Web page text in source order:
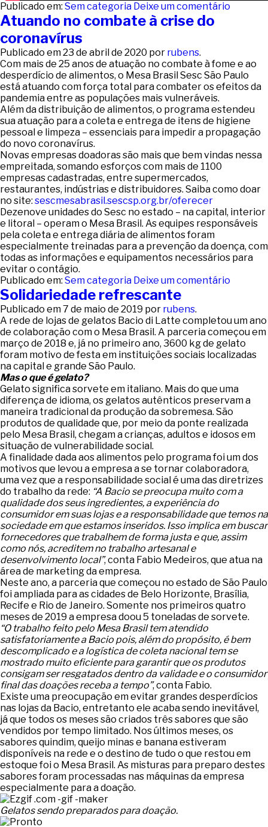
Publicado em: Sem categoria Deixe um comentário
Atuando no combate à crise do
coronavírus
Publicado em23 de abril de 2020 por rubens.
Com mais de 25 anos de atuação no combate à fome e ao
desperdício de alimentos, o Mesa Brasil Sesc São Paulo
está atuando com força total para combater os efeitos da
pandemia entre as populações mais vulneráveis.
Além da distribuição de alimentos, o programa estendeu
sua atuação para a coleta e entrega de itens de higiene
pessoal e limpeza – essenciais para impedir a propagação
do novo coronavírus.
Novas empresas doadoras são mais que bem vindas nessa
empreitada, somando esforços com mais de 1100
empresas cadastradas, entre supermercados,
restaurantes, indústrias e distribuidores. Saiba como doar
no site: sescmesabrasil.sescsp.org.br/oferecer
Dezenove unidades do Sesc no estado – na capital, interior
e litoral – operam o Mesa Brasil. As equipes responsáveis
pela coleta e entrega diária de alimentos foram
especialmente treinadas para a prevenção da doença, com
todas as informações e equipamentos necessários para
evitar o contágio.
Publicado em: Sem categoria Deixe um comentário
Solidariedade refrescante
Publicado em7 de maio de 2019 por rubens.
A rede de lojas de gelatos Bacio di Latte completou um ano
de colaboração com o Mesa Brasil. A parceria começou em
março de 2018 e, já no primeiro ano, 3600 kg de gelato
foram motivo de festa em instituições sociais localizadas
na capital e grande São Paulo.
Mas o que é gelato?
Gelato significa sorvete em italiano. Mais do que uma
diferença de idioma, os gelatos autênticos preservam a
maneira tradicional da produção da sobremesa. São
produtos de qualidade que, por meio da ponte realizada
pelo Mesa Brasil, chegam a crianças, adultos e idosos em
situação de vulnerabilidade social.
A finalidade dada aos alimentos pelo programa foi um dos
motivos que levou a empresa a se tornar colaboradora,
uma vez que a responsabilidade social é uma das diretrizes
do trabalho da rede: “A Bacio se preocupa muito com a
qualidade dos seus ingredientes, a experiência do
consumidor em suas lojas e a responsabilidade que temos na
sociedade em que estamos inseridos. Isso implica em buscar
fornecedores que trabalhem de forma justa e que, assim
como nós, acreditem no trabalho artesanal e
desenvolvimento local”, conta Fabio Medeiros, que atua na
área de marketing da empresa.
Neste ano, a parceria que começou no estado de São Paulo
foi ampliada para as cidades de Belo Horizonte, Brasília,
Recife e Rio de Janeiro. Somente nos primeiros quatro
meses de 2019 a empresa doou 5 toneladas de sorvete.
“O trabalho feito pelo Mesa Brasil tem atendido
satisfatoriamente a Bacio pois, além do propósito, é bem
descomplicado e a logística de coleta nacional tem se
mostrado muito eficiente para garantir que os produtos
consigam ser resgatados dentro da validade e o consumidor
final das doações receba a tempo”, conta Fabio.
Existe uma preocupação em evitar grandes desperdícios
nas lojas da Bacio, entretanto ele acaba sendo inevitável,
já que todos os meses são criados três sabores que são
vendidos por tempo limitado. Nos últimos meses, os
sabores quindim, queijo minas e banana estiveram
disponíveis na rede e o destino de tudo o que restou em
estoque foi o Mesa Brasil. As misturas para preparo destes
sabores foram processadas nas máquinas da empresa
especialmente para a doação.
Gelatos sendo preparados para doação.